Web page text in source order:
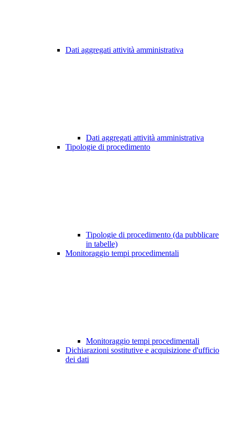
Dati aggregati attività amministrativa
Dati aggregati attività amministrativa
Tipologie di procedimento
Tipologie di procedimento (da pubblicare
in tabelle)
Monitoraggio tempi procedimentali
Monitoraggio tempi procedimentali
Dichiarazioni sostitutive e acquisizione d'ufficio
dei dati